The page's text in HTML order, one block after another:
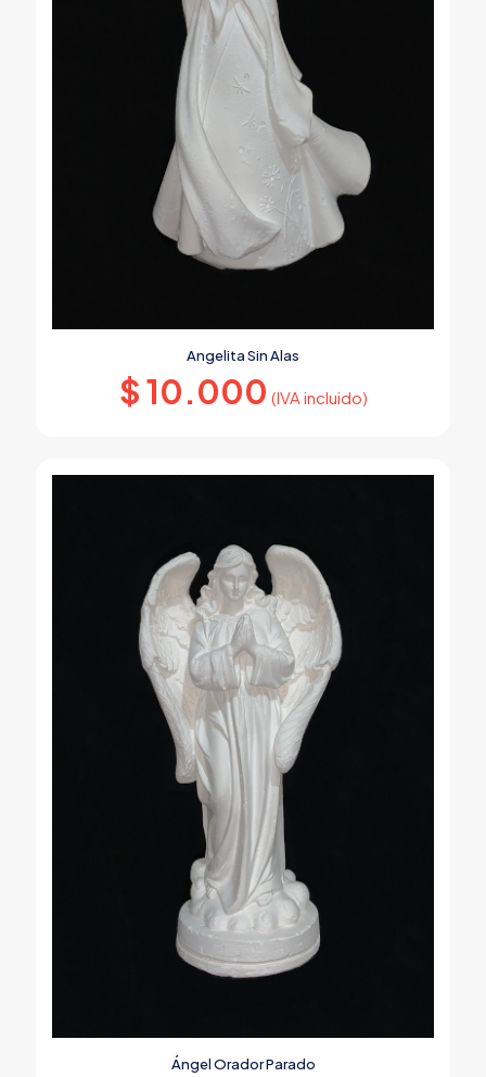
Angelita Sin Alas
$10.000 (IVA incluido)
Ángel Orador Parado